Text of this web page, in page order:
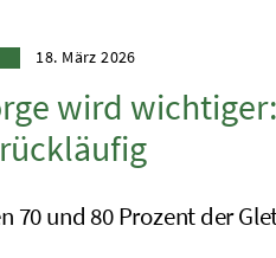
18. März 2026
wird
70 und 80 Prozent der